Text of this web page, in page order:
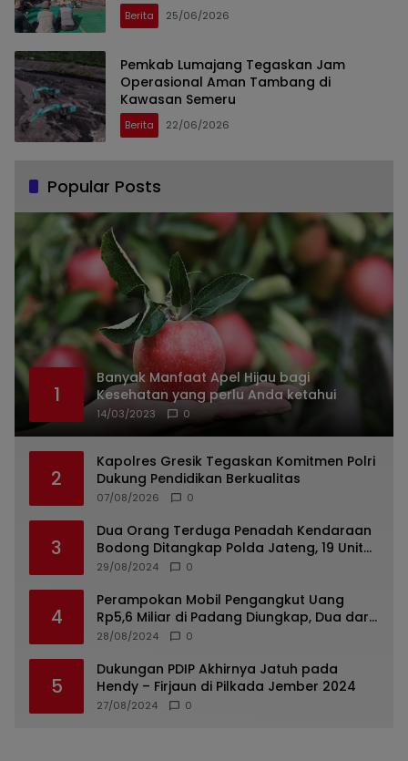
Berita 25/06/2026
Pemkab Lumajang Tegaskan Jam
Operasional Aman Tambang di
Kawasan Semeru
Berita 22/06/2026
Popular Posts
1
Banyak Manfaat Apel Hijau bagi
Kesehatan yang perlu Anda ketahui
14/03/2023 0
2
Kapolres Gresik Tegaskan Komitmen Polri
Dukung Pendidikan Berkualitas
07/08/2026 0
3
Dua Orang Terduga Penadah Kendaraan
Bodong Ditangkap Polda Jateng, 19 Unit
Roda Empat Diamankan
29/08/2024 0
4
Perampokan Mobil Pengangkut Uang
Rp5,6 Miliar di Padang Diungkap, Dua dari
Tiga Tersangka Merupakan Oknum Polisi
28/08/2024 0
5
Dukungan PDIP Akhirnya Jatuh pada
Hendy – Firjaun di Pilkada Jember 2024
27/08/2024 0